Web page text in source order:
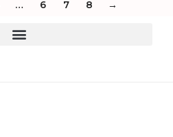
… 6 7 8 →